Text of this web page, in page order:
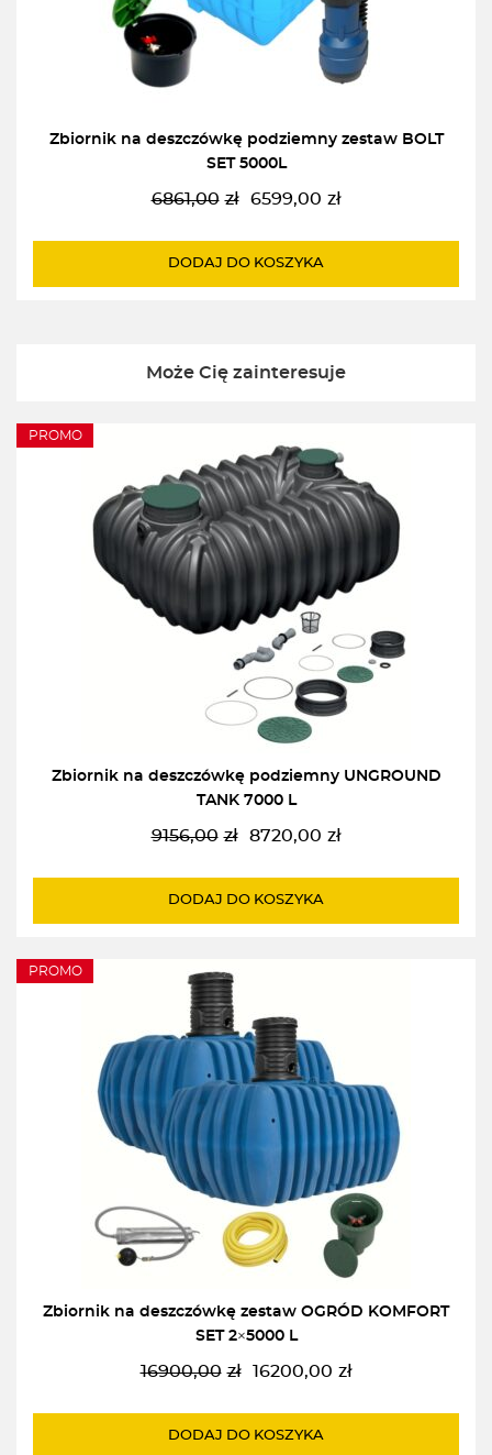
Zbiornik na deszczówkę podziemny zestaw BOLT
SET 5000L
6861,00 zł
Pierwotna
wynosiła:
6599,00 zł
Aktualna
wynosi:
DODAJ DO KOSZYKA
Może Cię zainteresuje
PROMO
Zbiornik na deszczówkę podziemny UNGROUND
TANK 7000 L
9156,00 zł
Pierwotna
wynosiła:
8720,00 zł
Aktualna
wynosi:
DODAJ DO KOSZYKA
PROMO
Zbiornik na deszczówkę zestaw OGRÓD KOMFORT
SET 2×5000 L
16900,00 zł
Pierwotna
wynosiła:
16200,00 zł
Aktualna
wynosi:
DODAJ DO KOSZYKA